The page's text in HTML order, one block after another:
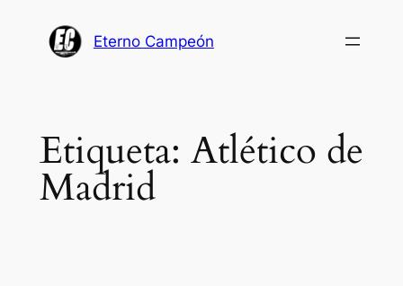
Eterno Campeón
Etiqueta: Atlético de
Madrid